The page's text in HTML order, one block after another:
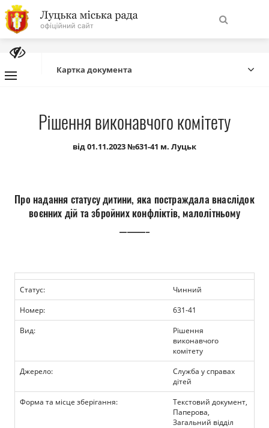
На
головну
сайту
Про місто
Міська влада
Бюджет
Прозорість влади
Картка документа
Рішення виконавчого комітету
від 01.11.2023 №631-41 м. Луцьк
Про надання статусу дитини, яка постраждала внаслідок
воєнних дій та збройних конфліктів, малолітньому
Статус:
Чинний
Номер:
631-41
Вид:
Рішення
виконавчого
комітету
Джерело:
Служба у справах
дітей
Форма та місце зберігання:
Текстовий документ,
Паперова,
Загальний відділ